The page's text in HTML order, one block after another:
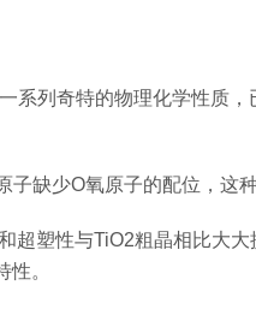
系列奇特的物理化学性质
缺少O氧原子的配位，这
塑性与TiO2粗晶相比大
。